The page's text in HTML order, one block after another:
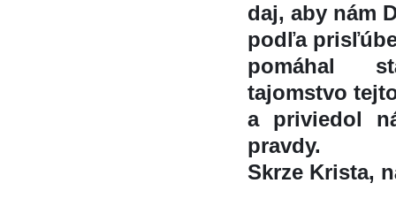
daj, aby nám
podľa
pomáhal
tajomstvo
a priviedol
pravdy.
Skrze Krista,